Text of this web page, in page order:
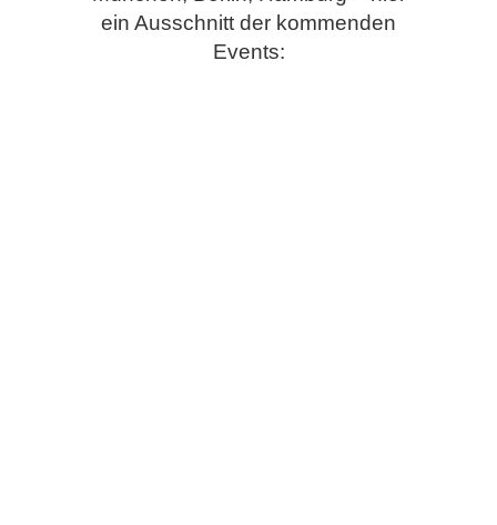
ein Ausschnitt der kommenden
Events: